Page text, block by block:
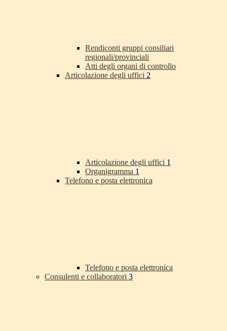
Rendiconti gruppi consiliari
regionali/provinciali
Atti degli organi di controllo
Articolazione degli uffici 2
Articolazione degli uffici 1
Organigramma 1
Telefono e posta elettronica
Telefono e posta elettronica
Consulenti e collaboratori 3